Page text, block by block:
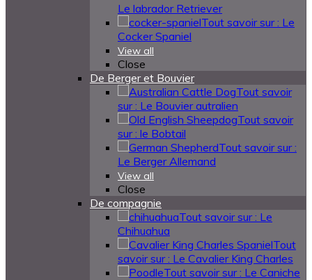
Le labrador Retriever
Tout savoir sur : Le
Cocker Spaniel
View all
Close
De Berger et Bouvier
Tout savoir
sur : Le Bouvier autralien
Tout savoir
sur : le Bobtail
Tout savoir sur :
Le Berger Allemand
View all
Close
De compagnie
Tout savoir sur : Le
Chihuahua
Tout
savoir sur : Le Cavalier King Charles
Tout savoir sur : Le Caniche